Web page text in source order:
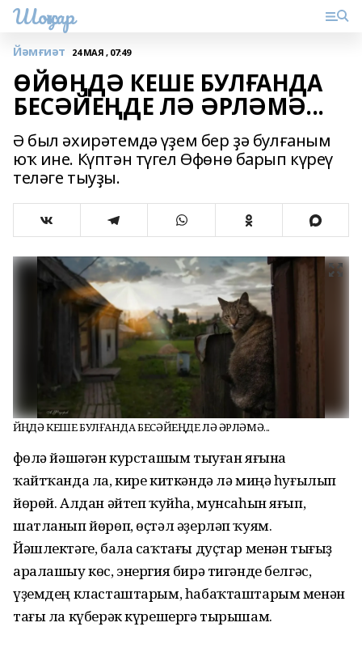
Шоңҡар
Йәмғиәт 24 МАЯ , 07:49
ӨЙӨҢДӘ КЕШЕ БУЛҒАНДА
БЕСӘЙЕҢДЕ ЛӘ ӘРЛӘМӘ...
Ә был әхирәтемдә үҙем бер ҙә булғаным
юҡ ине. Күптән түгел Өфөнө барып күреү
теләге тыуҙы.
ӨЙӨҢДӘ КЕШЕ БУЛҒАНДА БЕСӘЙЕҢДЕ ЛӘ ӘРЛӘМӘ...
Өфөлә йәшәгән курсташым тыуған яғына
ҡайтҡанда ла, кире киткәндә лә миңә һуғылып
йөрөй. Алдан әйтеп ҡуйһа, мунсаһын яғып,
шатланып йөрөп, өҫтәл әҙерләп ҡуям.
Йәшлектәге, бала саҡтағы дуҫтар менән тығыҙ
аралашыу көс, энергия бирә тигәнде белгәс,
үҙемдең класташтарым, һабаҡташтарым менән
тағы ла күберәк күрешергә тырышам.